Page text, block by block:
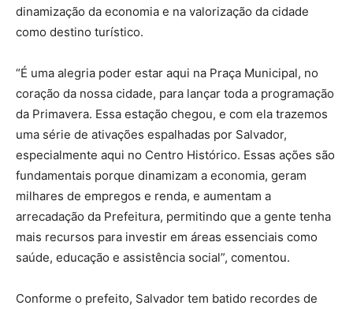
dinamização da economia e na valorização da cidade
como destino turístico.
“É uma alegria poder estar aqui na Praça Municipal, no
coração da nossa cidade, para lançar toda a programação
da Primavera. Essa estação chegou, e com ela trazemos
uma série de ativações espalhadas por Salvador,
especialmente aqui no Centro Histórico. Essas ações são
fundamentais porque dinamizam a economia, geram
milhares de empregos e renda, e aumentam a
arrecadação da Prefeitura, permitindo que a gente tenha
mais recursos para investir em áreas essenciais como
saúde, educação e assistência social”, comentou.
Conforme o prefeito, Salvador tem batido recordes de